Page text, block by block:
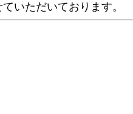
いただいております。